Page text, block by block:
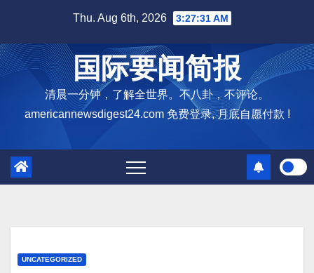
content
Thu. Aug 6th, 2026 3:27:32 AM
国际要闻简报
清晨一分钟，了解全世界。不八卦，不评论。
americannewsdigest24.com 免费登录, 月底自愿付款 !
UNCATEGORIZED